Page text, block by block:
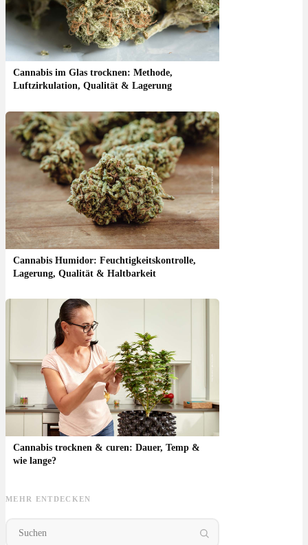
Cannabis im Glas trocknen: Methode,
Luftzirkulation, Qualität & Lagerung
Cannabis Humidor: Feuchtigkeitskontrolle,
Lagerung, Qualität & Haltbarkeit
Cannabis trocknen & curen: Dauer, Temp &
wie lange?
MEHR ENTDECKEN